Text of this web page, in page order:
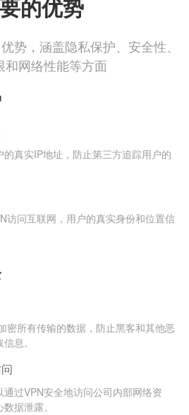
的优势
势，涵盖隐私保护、安全性、
和网络性能等方面
的真实IP地址，防止第三方追踪用户的
访问互联网，用户的真实身份和位置信
密所有传输的数据，防止黑客和其他恶
息。
通过VPN安全地访问公司内部网络资
据泄露。